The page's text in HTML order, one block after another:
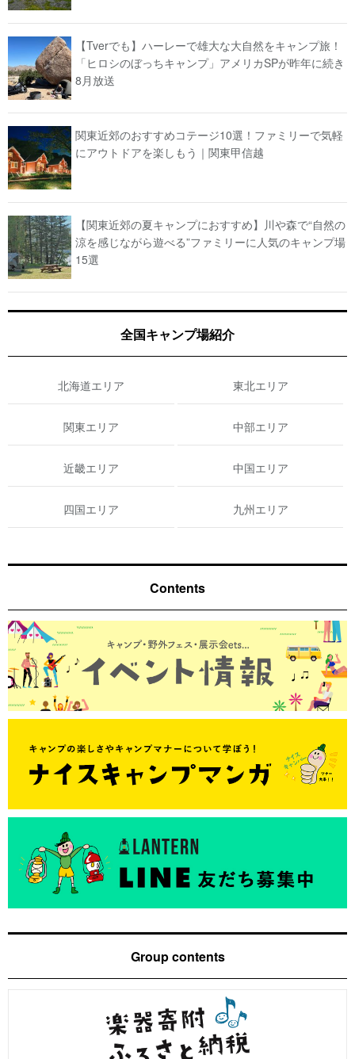
【Tverでも】ハーレーで雄大な大自然をキャンプ旅！
「ヒロシのぼっちキャンプ」アメリカSPが昨年に続き
8月放送
関東近郊のおすすめコテージ10選！ファミリーで気軽
にアウトドアを楽しもう｜関東甲信越
【関東近郊の夏キャンプにおすすめ】川や森で“自然の
涼を感じながら遊べる”ファミリーに人気のキャンプ場
15選
全国キャンプ場紹介
北海道エリア 東北エリア
関東エリア 中部エリア
近畿エリア 中国エリア
四国エリア 九州エリア
Contents
Group contents